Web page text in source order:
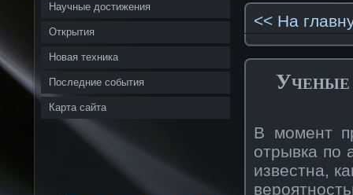
Научные достижения
Открытия
Новая техника
Последние события
Карта сайта
<< На
Ученые
В момент
отрывка по
известна,